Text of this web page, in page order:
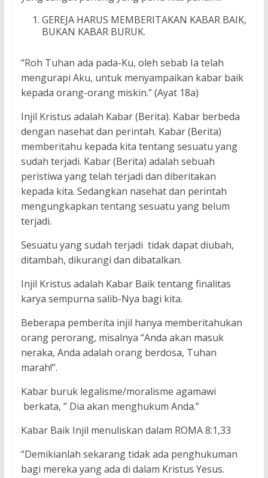
GEREJA HARUS MEMBERITAKAN KABAR BAIK,
BUKAN KABAR BURUK.
“Roh Tuhan ada pada-Ku, oleh sebab Ia telah
mengurapi Aku, untuk menyampaikan kabar baik
kepada orang-orang miskin.” (Ayat 18a)
Injil Kristus adalah Kabar (Berita). Kabar berbeda
dengan nasehat dan perintah. Kabar (Berita)
memberitahu kepada kita tentang sesuatu yang
sudah terjadi. Kabar (Berita) adalah sebuah
peristiwa yang telah terjadi dan diberitakan
kepada kita. Sedangkan nasehat dan perintah
mengungkapkan tentang sesuatu yang belum
terjadi.
Sesuatu yang sudah terjadi tidak dapat diubah,
ditambah, dikurangi dan dibatalkan.
Injil Kristus adalah Kabar Baik tentang finalitas
karya sempurna salib-Nya bagi kita.
Beberapa pemberita injil hanya memberitahukan
orang perorang, misalnya “Anda akan masuk
neraka, Anda adalah orang berdosa, Tuhan
marah!”.
Kabar buruk legalisme/moralisme agamawi
berkata, ” Dia akan menghukum Anda.”
Kabar Baik Injil menuliskan dalam ROMA 8:1,33
“Demikianlah sekarang tidak ada penghukuman
bagi mereka yang ada di dalam Kristus Yesus.